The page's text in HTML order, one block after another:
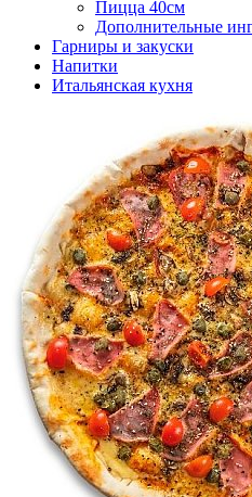
Пицца 40см
Дополнительные
Гарниры и закуски
Напитки
Итальянская кухня